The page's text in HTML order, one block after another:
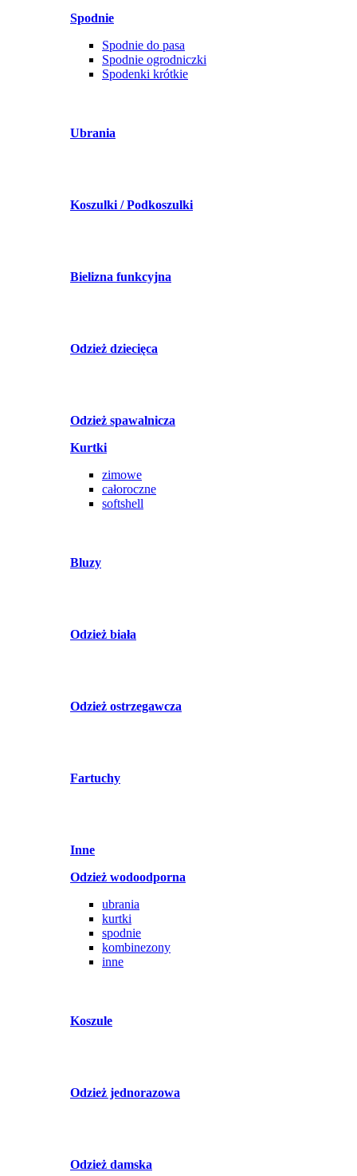
Spodnie
Spodnie do pasa
Spodnie ogrodniczki
Spodenki krótkie
Ubrania
Koszulki / Podkoszulki
Bielizna funkcyjna
Odzież dziecięca
Odzież spawalnicza
Kurtki
zimowe
całoroczne
softshell
Bluzy
Odzież biała
Odzież ostrzegawcza
Fartuchy
Inne
Odzież wodoodporna
ubrania
kurtki
spodnie
kombinezony
inne
Koszule
Odzież jednorazowa
Odzież damska